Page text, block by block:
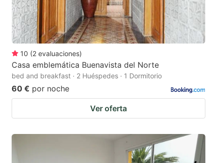
10 (2 evaluaciones)
Casa emblemática Buenavista del Norte
bed and breakfast · 2 Huéspedes · 1 Dormitorio
60 € por noche
Ver oferta